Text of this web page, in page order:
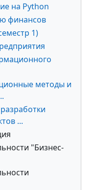
на Python
финансов
1)
методы и
...
"Бизнес-